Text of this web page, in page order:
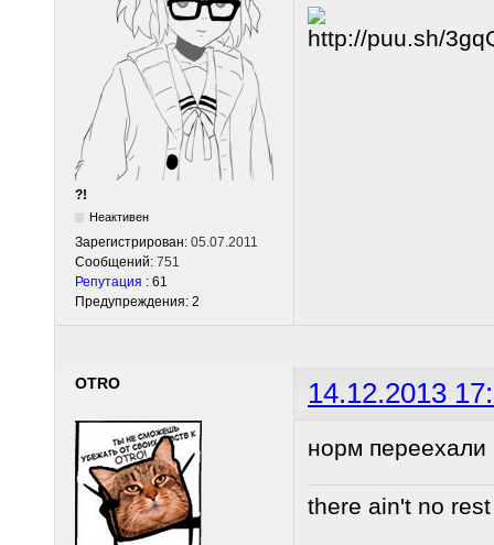
?!
Неактивен
Зарегистрирован: 05.07.2011
Сообщений: 751
Репутация : 61
Предупреждения: 2
OTRO 14.12.2013
норм переехали
there ain't no